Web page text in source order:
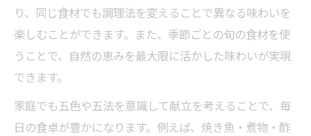
り、同じ食材でも調理法を変えることで異なる味わいを
楽しむことができます。また、季節ごとの旬の食材を使
うことで、自然の恵みを最大限に活かした味わいが実現
できます。
家庭でも五色や五法を意識して献立を考えることで、毎
日の食卓が豊かになります。例えば、焼き魚・煮物・酢